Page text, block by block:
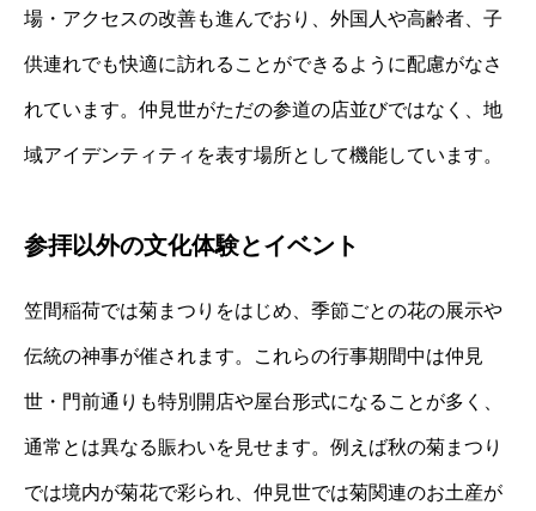
場・アクセスの改善も進んでおり、外国人や高齢者、子
供連れでも快適に訪れることができるように配慮がなさ
れています。仲見世がただの参道の店並びではなく、地
域アイデンティティを表す場所として機能しています。
参拝以外の文化体験とイベント
笠間稲荷では菊まつりをはじめ、季節ごとの花の展示や
伝統の神事が催されます。これらの行事期間中は仲見
世・門前通りも特別開店や屋台形式になることが多く、
通常とは異なる賑わいを見せます。例えば秋の菊まつり
では境内が菊花で彩られ、仲見世では菊関連のお土産が